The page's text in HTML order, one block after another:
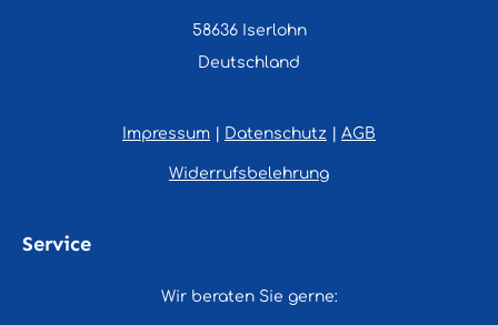
58636 Iserlohn
Deutschland
Impressum Datenschutz AGB
Widerrufsbelehrung
Service
Wir beraten Sie gerne: